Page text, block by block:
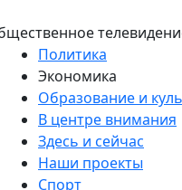
Политика
Экономика
Образование и
В центре внимания
Здесь и сейчас
Наши проекты
Спорт